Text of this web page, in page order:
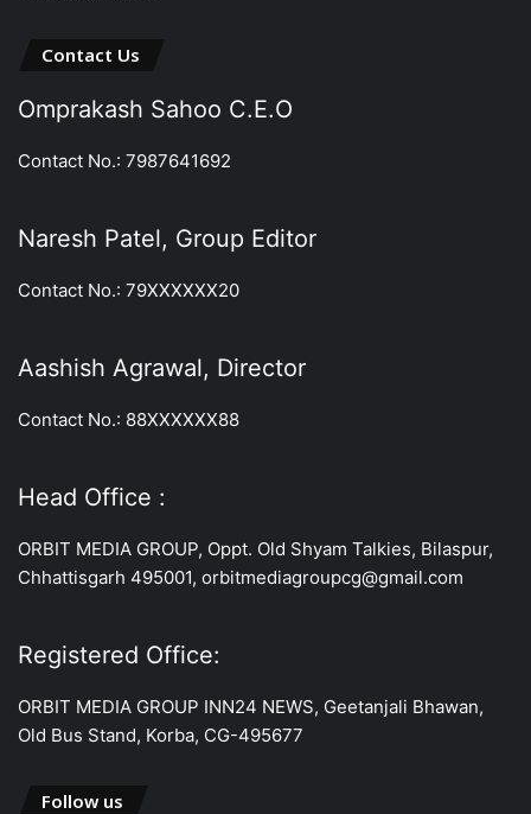
Contact Us
Omprakash Sahoo C.E.O
Contact No.: 7987641692
Naresh Patel, Group Editor
Contact No.: 79XXXXXX20
Aashish Agrawal, Director
Contact No.: 88XXXXXX88
Head Office :
ORBIT MEDIA GROUP, Oppt. Old Shyam Talkies, Bilaspur,
Chhattisgarh 495001, orbitmediagroupcg@gmail.com
Registered Office:
ORBIT MEDIA GROUP INN24 NEWS, Geetanjali Bhawan,
Old Bus Stand, Korba, CG-495677
Follow us